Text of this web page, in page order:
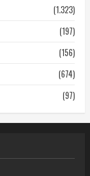
(1.323)
(197)
(156)
(674)
(97)